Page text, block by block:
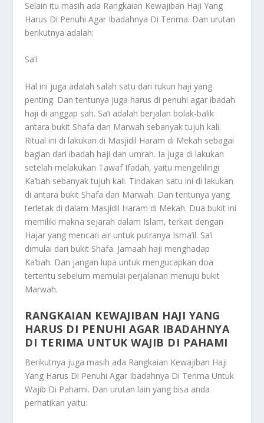
Selain itu masih ada Rangkaian Kewajiban Haji Yang
Harus Di Penuhi Agar Ibadahnya Di Terima. Dan urutan
berikutnya adalah:
Sa’i
Hal ini juga adalah salah satu dari rukun haji yang
penting. Dan tentunya juga harus di penuhi agar ibadah
haji di anggap sah. Sa’i adalah berjalan bolak-balik
antara bukit Shafa dan Marwah sebanyak tujuh kali.
Ritual ini di lakukan di Masjidil Haram di Mekah sebagai
bagian dari ibadah haji dan umrah. Ia juga di lakukan
setelah melakukan Tawaf Ifadah, yaitu mengelilingi
Ka’bah sebanyak tujuh kali. Tindakan satu ini di lakukan
di antara bukit Shafa dan Marwah. Dan tentunya yang
terletak di dalam Masjidil Haram di Mekah. Dua bukit ini
memiliki makna sejarah dalam Islam, terkait dengan
Hajar yang mencari air untuk putranya Isma’il. Sa’i
dimulai dari bukit Shafa. Jamaah haji menghadap
Ka’bah. Dan jangan lupa untuk mengucapkan doa
tertentu sebelum memulai perjalanan menuju bukit
Marwah.
RANGKAIAN KEWAJIBAN HAJI YANG
HARUS DI PENUHI AGAR IBADAHNYA
DI TERIMA UNTUK WAJIB DI PAHAMI
Berikutnya juga masih ada Rangkaian Kewajiban Haji
Yang Harus Di Penuhi Agar Ibadahnya Di Terima Untuk
Wajib Di Pahami. Dan urutan lain yang bisa anda
perhatikan yaitu: